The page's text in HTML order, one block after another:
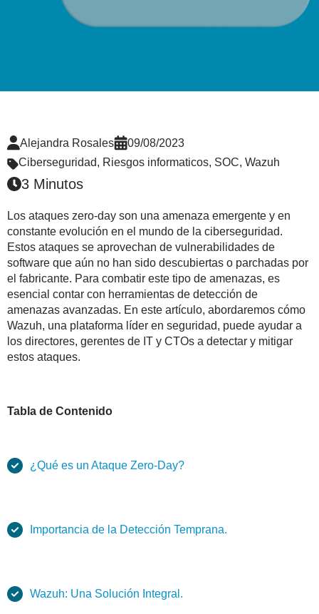
Alejandra Rosales
09/08/2023
Ciberseguridad, Riesgos informaticos, SOC, Wazuh
3 Minutos
Los ataques zero-day son una amenaza emergente y en
constante evolución en el mundo de la ciberseguridad.
Estos ataques se aprovechan de vulnerabilidades de
software que aún no han sido descubiertas o parchadas por
el fabricante. Para combatir este tipo de amenazas, es
esencial contar con herramientas de detección de
amenazas avanzadas. En este artículo, abordaremos cómo
Wazuh, una plataforma líder en seguridad, puede ayudar a
los directores, gerentes de IT y CTOs a detectar y mitigar
estos ataques.
Tabla de Contenido
¿Qué es un Ataque Zero-Day?
Importancia de la Detección Temprana.
Wazuh: Una Solución Integral.